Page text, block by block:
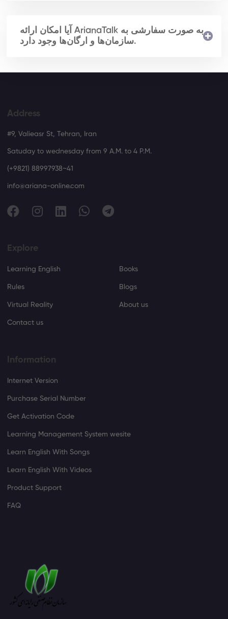
آیا امکان ارائه ArianaTalk به صورت سفارشی به
سازمان‌ها و ارگان‌ها وجود دارد.
Address
#9, Valieasr St, Tehran, Iran
Satuday to wednesday from 9 A.M. to 4 P.M.
(+9821) 88997938~41
info@ariana-online.com
Explore
Learning English Books
Rules Blogs
Virtual Reality About us
Contact us
Information
Internet Version
Purchase Serial Number
Get Activation Code
Learning Management System wesite
Learn English With Songs
Learn English With Videos
Product Support
FAQ